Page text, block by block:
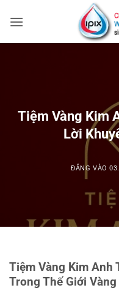
qua
Tiệm Vàng Kim
Lời
ĐĂNG VÀO
Tiệm Vàng Kim Anh
Trong Thế Giới